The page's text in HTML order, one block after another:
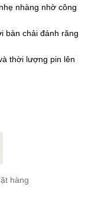
nhàng nhờ công
bàn chải đánh răng
thời lượng pin lên
hàng